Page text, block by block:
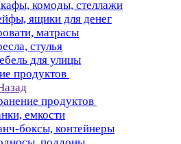
комоды, стеллажи
ящики для денег
матрасы
стулья
для улицы
продуктов
продуктов
емкости
боксы, контейнеры